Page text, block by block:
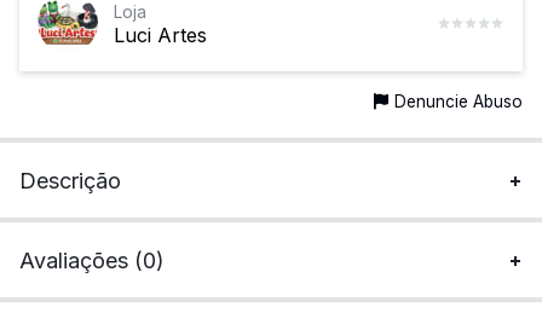
Luci Artes
Loja
Denuncie Abuso
Descrição
Avaliações (0)